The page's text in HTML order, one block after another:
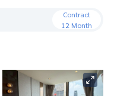
Contract
12 Month